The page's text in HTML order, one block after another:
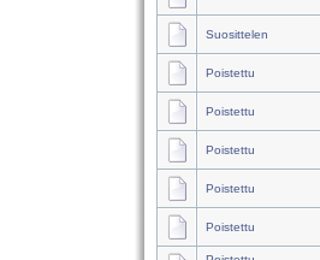
Suosittelen
Poistettu
Poistettu
Poistettu
Poistettu
Poistettu